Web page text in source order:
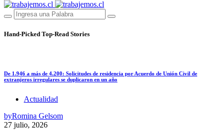
Hand-Picked Top-Read Stories
De 1.946 a más de 4.200: Solicitudes de residencia por Acuerdo de Unión Civil de
extranjeros irregulares se duplicaron en un año
Actualidad
byRomina Gelsom
27 julio, 2026